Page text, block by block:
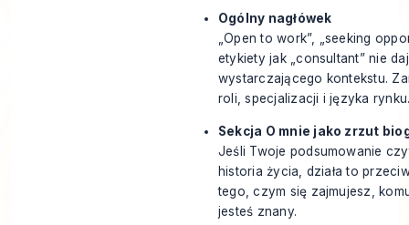
Ogólny nagłówek
„Open to work”, „seeking
etykiety jak „consultant” nie
wystarczającego kontekstu.
roli, specjalizacji i języka
Sekcja O mnie jako zrzut
Jeśli Twoje podsumowanie
historia życia, działa to
tego, czym się zajmujesz,
jesteś znany.